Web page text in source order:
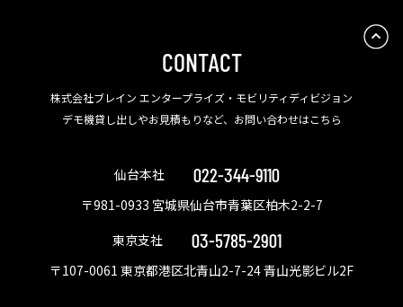
CONTACT
株式会社ブレイン エンタープライズ・モビリティディビジョン
デモ機貸し出しやお見積もりなど、お問い合わせはこちら
仙台本社 022-344-9110
〒981-0933 宮城県仙台市青葉区柏木2-2-7
東京支社
03-5785-2901
〒107-0061 東京都港区北青山2-7-24 青山光影ビル2F